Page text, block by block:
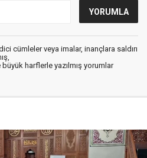
cümleler veya imalar, inançlara saldırı
harflerle yazılmış yorumlar